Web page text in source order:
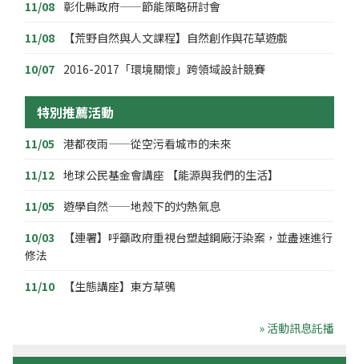
11/08 彰化縣政府——節能策略研討會
11/08
【荒野自然與人文課程】自然創作與花草遊戲
10/07 2016-2017「環境關懷」跨領域設計競賽
特別推薦活動
11/05 港都夜雨——從空污看城市的未來
11/12 地球公民基金會講座 【能源與我們的生活】
11/05 遊學自然——地殼下的灼熱氣息
10/03
【連署】呼籲政府重視台塑越鋼廠汙染案，並盡速進行
修法
11/10
【生態講座】東方草鴞
» 活動訊息託播